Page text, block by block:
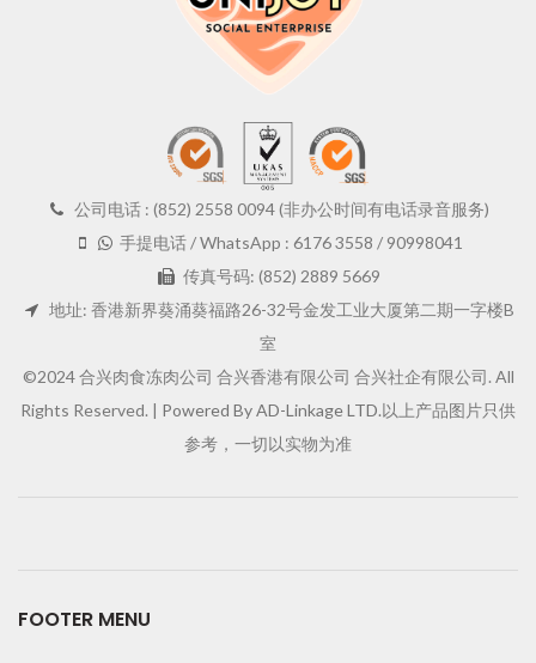
公司电话 : (852) 2558 0094 (非办公时间有电话录音服务)
手提电话 / WhatsApp : 6176 3558 / 90998041
传真号码: (852) 2889 5669
地址: 香港新界葵涌葵福路26-32号金发工业大厦第二期一字楼B
室
©2024 合兴肉食冻肉公司 合兴香港有限公司 合兴社企有限公司. All
Rights Reserved. | Powered By AD-Linkage LTD.以上产品图片只供
参考，一切以实物为准
FOOTER MENU